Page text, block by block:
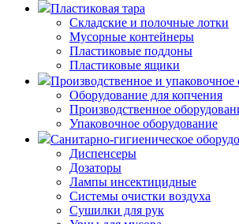
Пластиковая тара
Складские и полочные лотки
Мусорные контейнеры
Пластиковые поддоны
Пластиковые ящики
Производственное и упаковочное
Оборудование для копчения
Производственное
Упаковочное оборудование
Санитарно-гигиеническое
Диспенсеры
Дозаторы
Лампы инсектицидные
Системы очистки воздуха
Сушилки для рук